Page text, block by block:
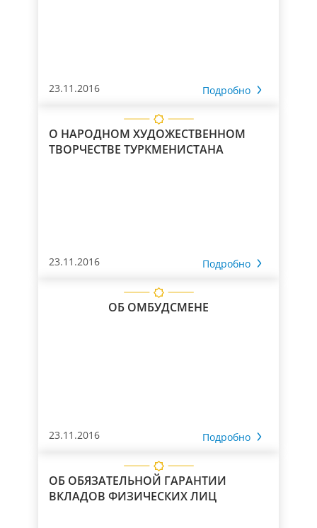
23.11.2016 Подробно
О НАРОДНОМ ХУДОЖЕСТВЕННОМ
ТВОРЧЕСТВЕ ТУРКМЕНИСТАНА
23.11.2016 Подробно
ОБ ОМБУДСМЕНЕ
23.11.2016 Подробно
ОБ ОБЯЗАТЕЛЬНОЙ ГАРАНТИИ
ВКЛАДОВ ФИЗИЧЕСКИХ ЛИЦ